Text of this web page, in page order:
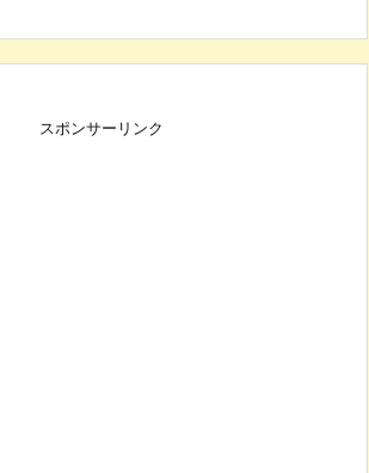
スポンサーリンク